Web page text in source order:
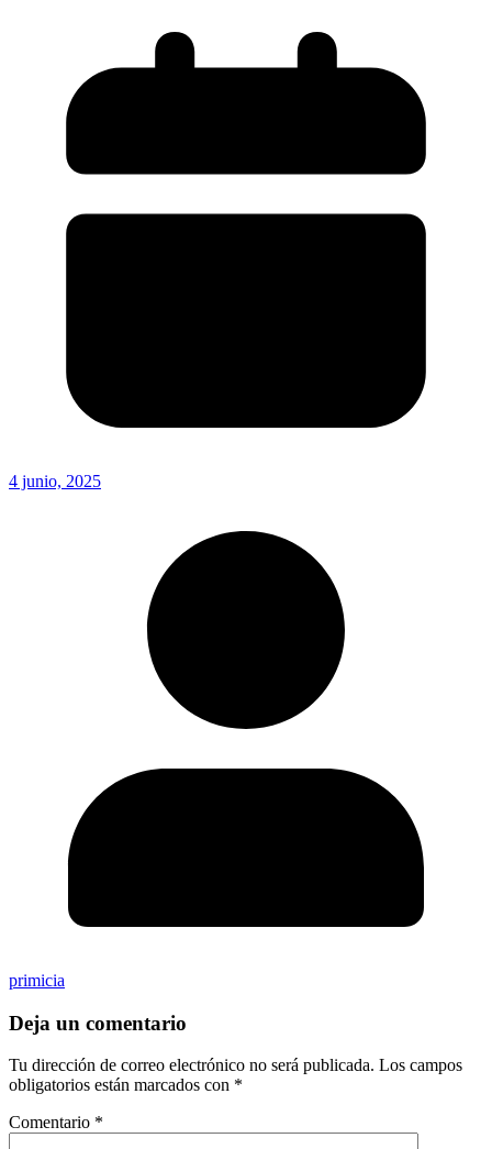
4 junio, 2025
primicia
Deja un comentario
Tu dirección de correo electrónico no será publicada. Los campos
obligatorios están marcados con *
Comentario *